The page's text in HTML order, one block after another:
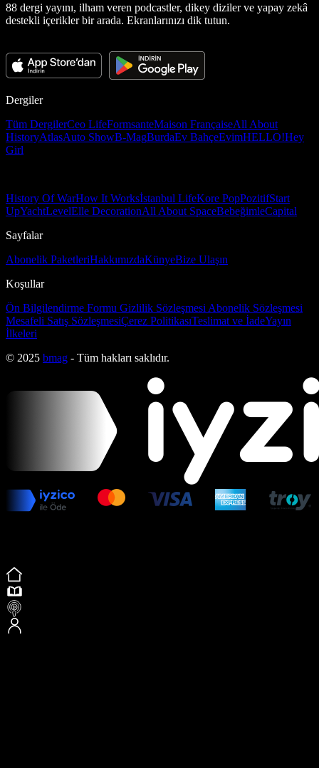
88 dergi yayını, ilham veren podcastler, dikey diziler ve yapay zekâ
destekli içerikler bir arada. Ekranlarınızı dik tutun.
Dergiler
Tüm DergilerCeo LifeFormsanteMaison FrançaiseAll About
HistoryAtlasAuto ShowB-MagBurdaEv BahçeEvimHELLO!Hey
Girl
History Of WarHow It Worksİstanbul LifeKore PopPozitifStart
UpYachtLevelElle DecorationAll About SpaceBebeğimleCapital
Sayfalar
Abonelik PaketleriHakkımızdaKünyeBize Ulaşın
Koşullar
Ön Bilgilendirme Formu Gizlilik Sözleşmesi Abonelik Sözleşmesi
Mesafeli Satış SözleşmesiÇerez PolitikasıTeslimat ve İadeYayın
İlkeleri
© 2025 bmag - Tüm hakları saklıdır.